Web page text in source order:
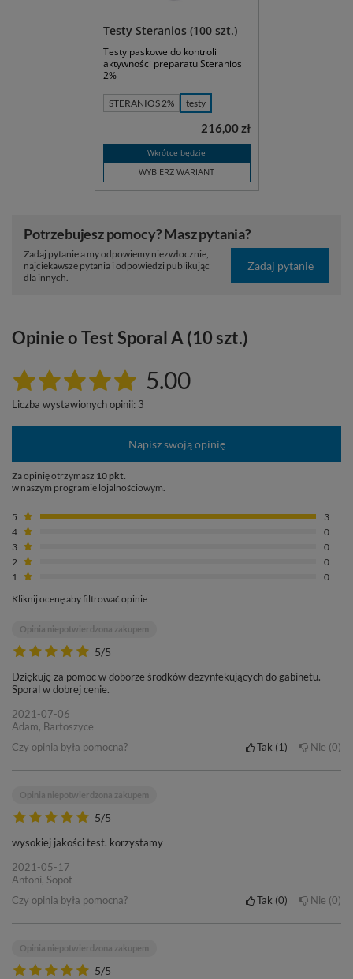
Testy Steranios (100 szt.)
Testy paskowe do kontroli
aktywności preparatu Steranios
2%
STERANIOS 2% testy
Wkrótce będzie
WYBIERZ WARIANT
216,00 zł
Potrzebujesz pomocy? Masz pytania?
Zadaj pytanie a my odpowiemy niezwłocznie,
najciekawsze pytania i odpowiedzi publikując
dla innych.
Zadaj pytanie
Opinie o Test Sporal A (10 szt.)
5.00
Liczba wystawionych opinii: 3
Napisz swoją opinię
Za opinię otrzymasz 10 pkt.
w naszym programie lojalnościowym.
5
3
4
0
3
0
2
0
1
0
Kliknij ocenę aby filtrować opinie
5/5
Opinia niepotwierdzona zakupem
Dziękuję za pomoc w doborze środków dezynfekujących do gabinetu.
Sporal w dobrej cenie.
2021-07-06
Adam, Bartoszyce
Czy opinia była pomocna?
Tak 1 Nie 0
5/5
Opinia niepotwierdzona zakupem
wysokiej jakości test. korzystamy
2021-05-17
Antoni, Sopot
Czy opinia była pomocna?
Tak 0 Nie 0
5/5
Opinia niepotwierdzona zakupem